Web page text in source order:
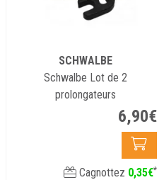
SCHWALBE
Schwalbe Lot de 2
prolongateurs
6,90€
Cagnottez 0,35€*